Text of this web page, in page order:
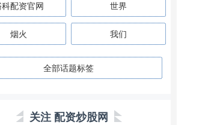
配资官网 世界
烟火 我们
全部话题标签
关注 配资炒股网